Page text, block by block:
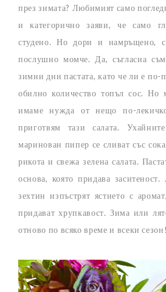
през зимата? Любимият само
и категорично заяви, че само
студено. Но дори и намръщено,
послушно момче. Да, съгласна
зимни дни пастата, като че ли е по-
обилно количество топъл сос. Но
имаме нужда от нещо по-
приготвям тази салата.
маринован пипер се сливат със
рикота и свежа зелена салата.
основа, която придава
зехтин изпъстрят ястието с
придават хрупкавост. Зима или
отново по всяко време и всеки сезон!